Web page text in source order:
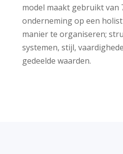
model maakt gebruikt van
onderneming op een
manier te organiseren;
systemen, stijl,
gedeelde waarden.